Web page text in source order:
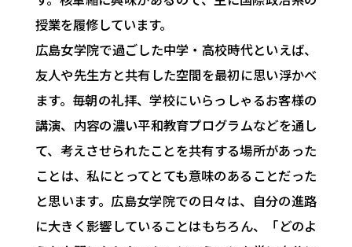
授業を履修しています。
広島女学院で過ごした中学・高校時代といえば、
友人や先生方と共有した空間を最初に思い浮かべ
ます。毎朝の礼拝、学校にいらっしゃるお客様の
講演、内容の濃い平和教育プログラムなどを通し
て、考えさせられたことを共有する場所があった
ことは、私にとってとても意味のあることだった
と思います。広島女学院での日々は、自分の進路
に大きく影響していることはもちろん、「どのよ